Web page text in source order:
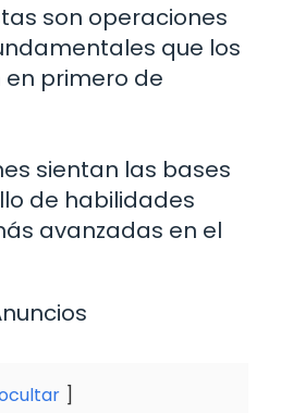
son operaciones
que los
primero de
sientan las bases
de habilidades
avanzadas en el